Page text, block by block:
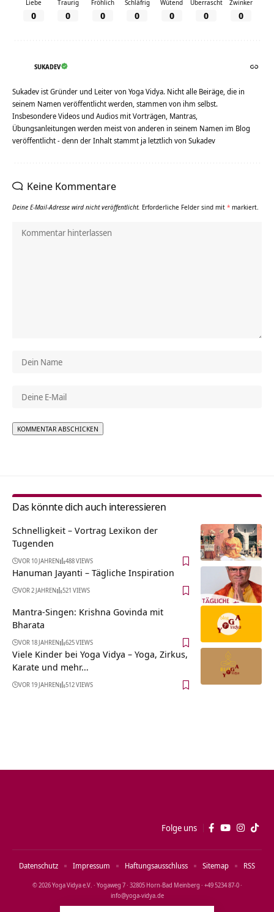
Liebe
0
Traurig
0
Fröhlich
0
Schläfrig
0
Wütend
0
Überrascht
0
Zwinker
0
SUKADEV
Sukadev ist Gründer und Leiter von Yoga Vidya. Nicht alle Beiräge, die in
seinem Namen veröffentlicht werden, stammen von ihm selbst.
Insbesondere Videos und Audios mit Vorträgen, Mantras,
Übungsanleitungen werden meist von anderen in seinem Namen im Blog
veröffentlicht - denn der Inhalt stammt ja letztlich von Sukadev
Keine Kommentare
Deine E-Mail-Adresse wird nicht veröffentlicht. Erforderliche Felder sind mit * markiert.
Das könnte dich auch interessieren
Schnelligkeit – Vortrag Lexikon der
Tugenden
VOR 10 JAHREN 488 VIEWS
Hanuman Jayanti – Tägliche Inspiration
VOR 2 JAHREN 521 VIEWS
Mantra-Singen: Krishna Govinda mit
Bharata
VOR 18 JAHREN 625 VIEWS
Viele Kinder bei Yoga Vidya – Yoga, Zirkus,
Karate und mehr…
VOR 19 JAHREN 512 VIEWS
Folge uns
© 2026 Yoga Vidya e.V. · Yogaweg 7 · 32805 Horn‑Bad Meinberg · +49 5234 87‑0 ·
info@yoga‑vidya.de
Datenschutz Impressum Haftungsausschluss Sitemap RSS